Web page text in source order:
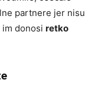
partnere jer nisu
donosi retko